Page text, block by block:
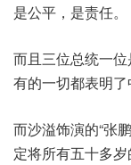
是公平，是责任。
而且三位总统一位
有的一切都表明了
而沙溢饰演的“张
定将所有五十多